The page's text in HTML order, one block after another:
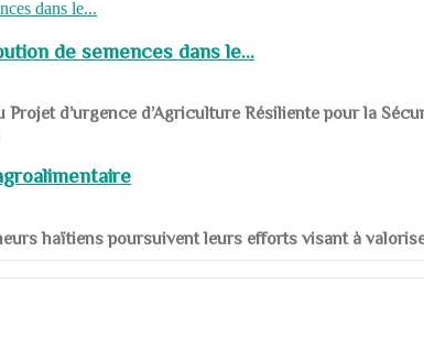
de semences dans le...
d’urgence d’Agriculture Résiliente pour la
haïtiens poursuivent leurs efforts visant à